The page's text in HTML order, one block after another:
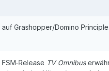
Grashopper/Domino
TV Omnibus